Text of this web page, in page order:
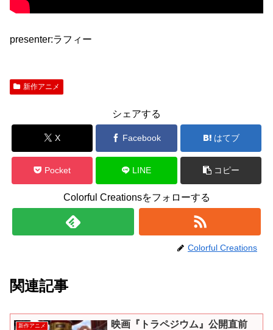
presenter:ラフィー
新作アニメ
シェアする
X Facebook はてブ
Pocket LINE コピー
Colorful Creationsをフォローする
Colorful Creations
関連記事
新作アニメ
映画『トラペジウム』公開直前